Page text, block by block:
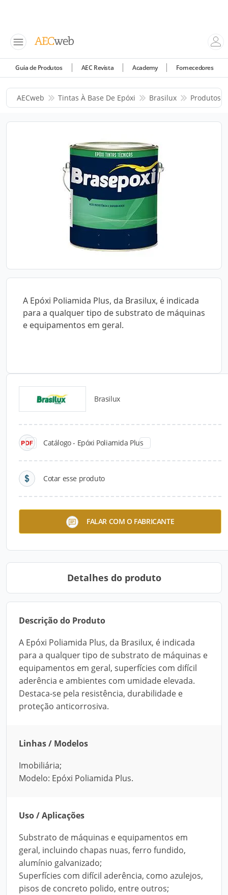
Guia de Produtos AEC Revista Academy Fornecedores
AECweb Tintas À Base De Epóxi Brasilux Produtos
A Epóxi Poliamida Plus, da Brasilux, é indicada
para a qualquer tipo de substrato de máquinas
e equipamentos em geral.
Brasilux
Catálogo - Epóxi Poliamida Plus
Cotar esse produto
FALAR COM O FABRICANTE
Catálogos para Download
Defatto Tinta Acrílica Super
Detalhes do produto
Descrição do Produto
A Epóxi Poliamida Plus, da Brasilux, é indicada
para a qualquer tipo de substrato de máquinas e
equipamentos em geral, superfícies com difícil
aderência e ambientes com umidade elevada.
Destaca-se pela resistência, durabilidade e
proteção anticorrosiva.
Linhas / Modelos
Imobiliária;
Modelo: Epóxi Poliamida Plus.
Uso / Aplicações
Substrato de máquinas e equipamentos em
geral, incluindo chapas nuas, ferro fundido,
alumínio galvanizado;
Superfícies com difícil aderência, como azulejos,
pisos de concreto polido, entre outros;